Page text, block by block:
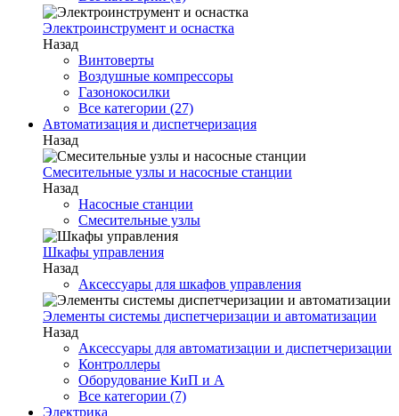
Электроинструмент и оснастка
Назад
Винтоверты
Воздушные компрессоры
Газонокосилки
Все категории (27)
Автоматизация и диспетчеризация
Назад
Смесительные узлы и насосные станции
Назад
Насосные станции
Смесительные узлы
Шкафы управления
Назад
Аксессуары для шкафов управления
Элементы системы диспетчеризации и автоматизации
Назад
Аксессуары для автоматизации и диспетчеризации
Контроллеры
Оборудование КиП и А
Все категории (7)
Электрика